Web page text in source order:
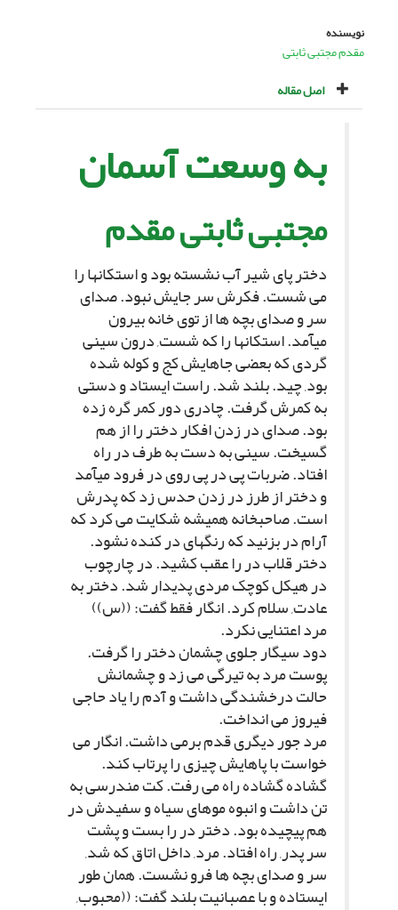
نویسنده
مقدم مجتبی ثابتی
اصل مقاله
به وسعت آسمان
مجتبى ثابتى مقدم
دختر پاى شیر آب نشسته بود و استکانها را
مى شست. فکرش سر جایش نبود. صداى
سر و صداى بچه ها از توى خانه بیرون
مىآمد. استکانها را که شست, درون سینى
گردى که بعضى جاهایش کج و کوله شده
بود, چید. بلند شد. راست ایستاد و دستى
به کمرش گرفت. چادرى دور کمر گره زده
بود. صداى در زدن افکار دختر را از هم
گسیخت. سینى به دست به طرف در راه
افتاد. ضربات پى در پى روى در فرود مىآمد
و دختر از طرز در زدن حدس زد که پدرش
است. صاحبخانه همیشه شکایت مى کرد که
آرام در بزنید که رنگهاى در کنده نشود.
دختر قلاب در را عقب کشید. در چارچوب
در هیکل کوچک مردى پدیدار شد. دختر به
عادت, سلام کرد. انگار فقط گفت: ((س))
مرد اعتنایى نکرد.
دود سیگار جلوى چشمان دختر را گرفت.
پوست مرد به تیرگى مى زد و چشمانش
حالت درخشندگى داشت و آدم را یاد حاجى
فیروز مى انداخت.
مرد جور دیگرى قدم برمى داشت. انگار مى
خواست با پاهایش چیزى را پرتاب کند.
گشاده گشاده راه مى رفت. کت مندرسى به
تن داشت و انبوه موهاى سیاه و سفیدش در
هم پیچیده بود. دختر در را بست و پشت
سر پدر, راه افتاد. مرد, داخل اتاق که شد,
سر و صداى بچه ها فرو نشست. همان طور
ایستاده و با عصبانیت بلند گفت: ((محبوب,